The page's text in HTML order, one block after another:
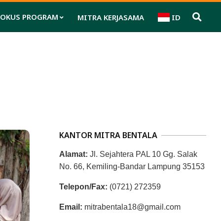
PROGRAM MITRA KERJASAMA ID
KANTOR MITRA BENTALA
Alamat: Jl. Sejahtera PAL 10 Gg. Salak
No. 66, Kemiling-Bandar Lampung 35153
Telepon/Fax: (0721) 272359
Email: mitrabentala18@gmail.com